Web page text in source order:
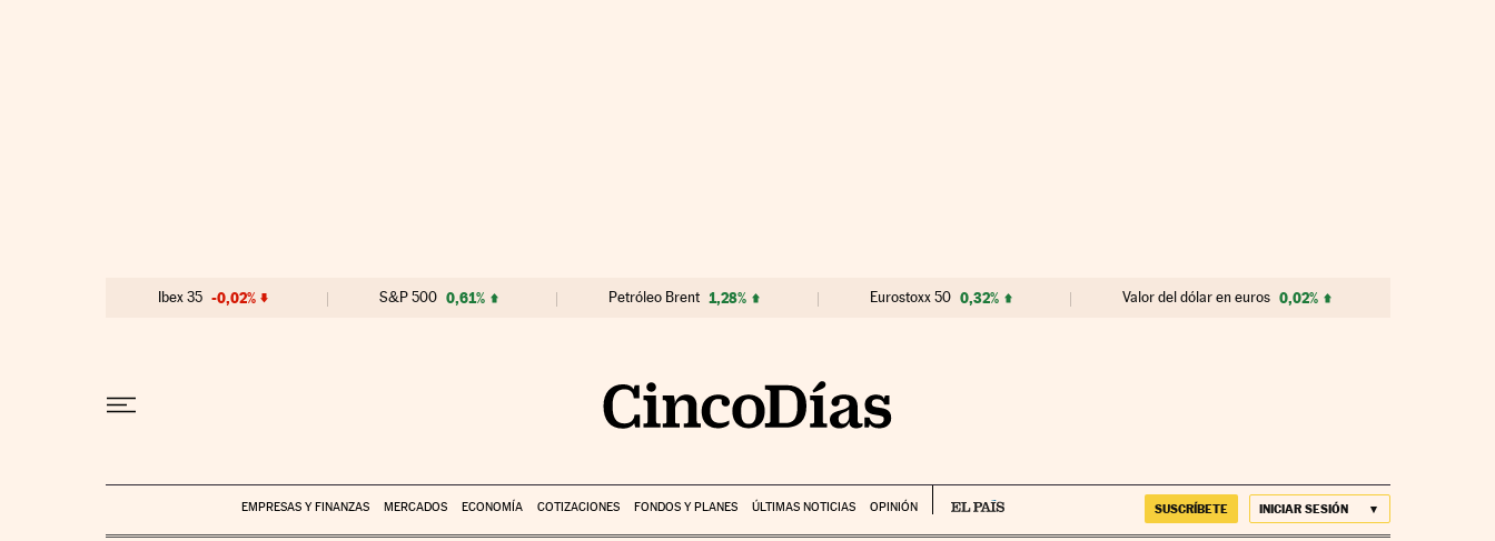
Ibex 35 -0,02% S&P 500 0,61% Petróleo Brent 1,28% Eurostoxx 50 0,32% Valor del dólar en euros 0,02%
EMPRESAS Y FINANZAS MERCADOS ECONOMÍA COTIZACIONES FONDOS Y PLANES ÚLTIMAS NOTICIAS OPINIÓN SUSCRÍBETE INICIAR SESIÓN